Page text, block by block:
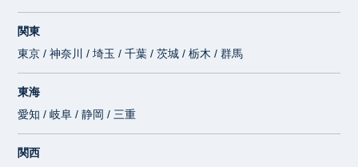
関東
東京 / 神奈川 / 埼玉 / 千葉 / 茨城 / 栃木 / 群馬
東海
愛知 / 岐阜 / 静岡 / 三重
関西